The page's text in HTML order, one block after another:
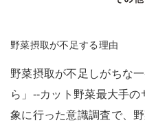
野菜摂取が不足する理由
野菜摂取が不足しがちな
ら」--カット野菜最大手
象に行った意識調査で、